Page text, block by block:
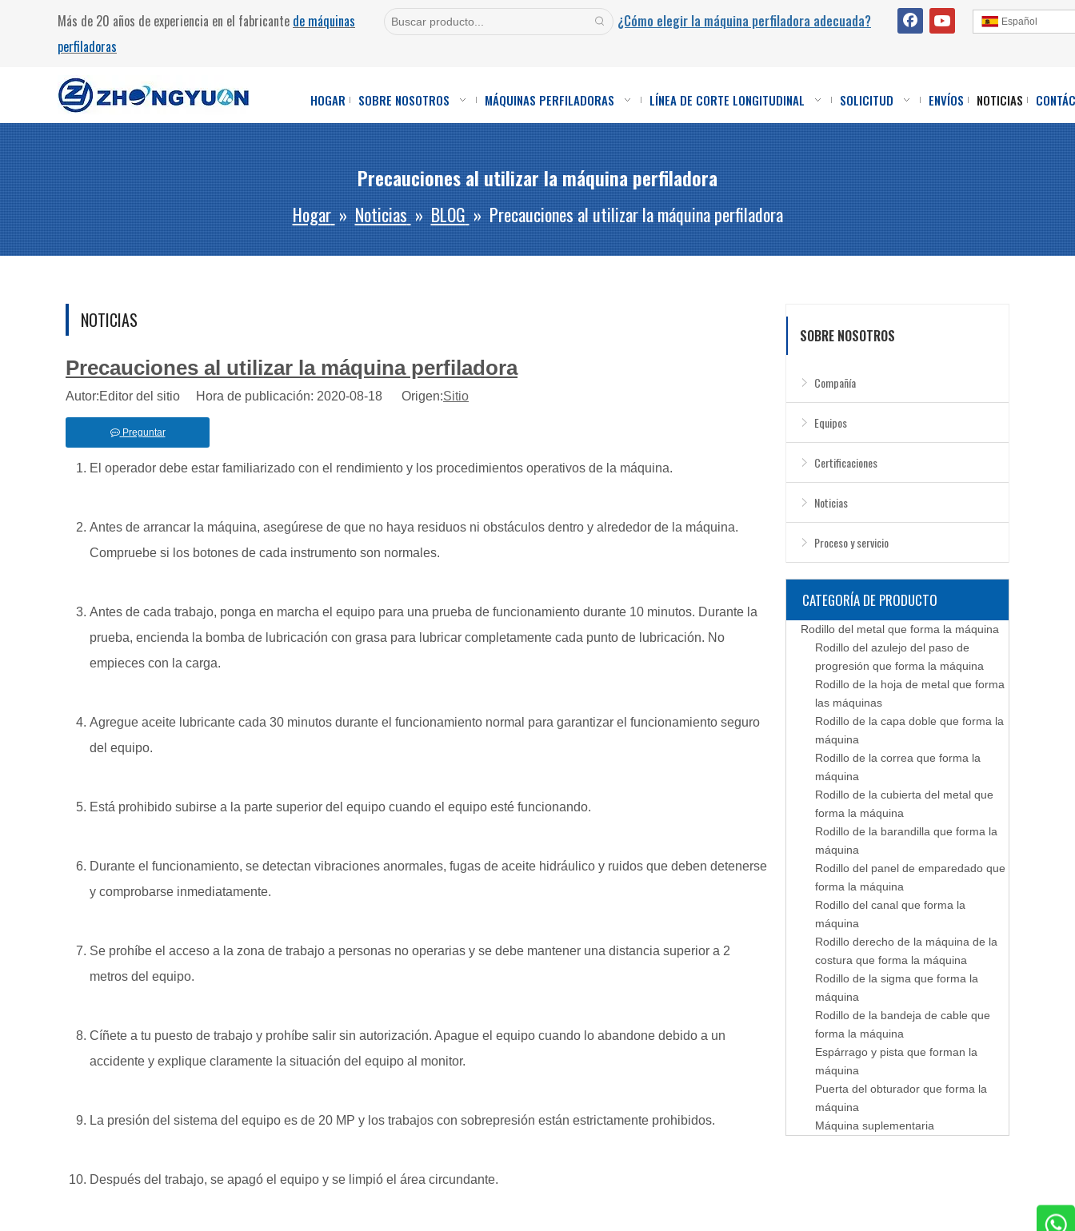
Más de 20 años de experiencia en el fabricante de máquinas
perfiladoras
¿Cómo elegir la máquina perfiladora adecuada? Español
HOGAR SOBRE NOSOTROS MÁQUINAS PERFILADORAS LÍNEA DE CORTE LONGITUDINAL SOLICITUD ENVÍOS NOTICIAS
Precauciones al utilizar la máquina perfiladora
Hogar » Noticias » BLOG » Precauciones al utilizar la máquina perfiladora
NOTICIAS
Precauciones al utilizar la máquina perfiladora
Autor:Editor del sitio Hora de publicación: 2020-08-18 Origen:Sitio
Preguntar
El operador debe estar familiarizado con el rendimiento y los procedimientos operativos de la máquina.
Antes de arrancar la máquina, asegúrese de que no haya residuos ni obstáculos dentro y alrededor de la máquina.
Compruebe si los botones de cada instrumento son normales.
Antes de cada trabajo, ponga en marcha el equipo para una prueba de funcionamiento durante 10 minutos. Durante la
prueba, encienda la bomba de lubricación con grasa para lubricar completamente cada punto de lubricación. No
empieces con la carga.
Agregue aceite lubricante cada 30 minutos durante el funcionamiento normal para garantizar el funcionamiento seguro
del equipo.
Está prohibido subirse a la parte superior del equipo cuando el equipo esté funcionando.
Durante el funcionamiento, se detectan vibraciones anormales, fugas de aceite hidráulico y ruidos que deben detenerse
y comprobarse inmediatamente.
Se prohíbe el acceso a la zona de trabajo a personas no operarias y se debe mantener una distancia superior a 2
metros del equipo.
Cíñete a tu puesto de trabajo y prohíbe salir sin autorización. Apague el equipo cuando lo abandone debido a un
accidente y explique claramente la situación del equipo al monitor.
La presión del sistema del equipo es de 20 MP y los trabajos con sobrepresión están estrictamente prohibidos.
Después del trabajo, se apagó el equipo y se limpió el área circundante.
SOBRE NOSOTROS
Compañía
Equipos
Certificaciones
Noticias
Proceso y servicio
CATEGORÍA DE PRODUCTO
Rodillo del metal que forma la máquina
Rodillo del azulejo del paso de
progresión que forma la máquina
Rodillo de la hoja de metal que forma
las máquinas
Rodillo de la capa doble que forma la
máquina
Rodillo de la correa que forma la
máquina
Rodillo de la cubierta del metal que
forma la máquina
Rodillo de la barandilla que forma la
máquina
Rodillo del panel de emparedado que
forma la máquina
Rodillo del canal que forma la
máquina
Rodillo derecho de la máquina de la
costura que forma la máquina
Rodillo de la sigma que forma la
máquina
Rodillo de la bandeja de cable que
forma la máquina
Espárrago y pista que forman la
máquina
Puerta del obturador que forma la
máquina
Máquina suplementaria